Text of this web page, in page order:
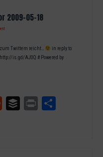
2009-05-18
zum Twittern reicht…
in reply to
is.gd/AJ0Q # Powered by
Reddit Buffer Print